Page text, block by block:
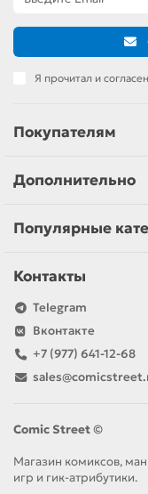
Я прочитал и
Покупателям
Дополнительно
Популярные
Контакты
Telegram
Вконтакте
+7 (977) 641-12-68
Comic Street ©
Магазин комиксов,
игр и гик-атрибутики.